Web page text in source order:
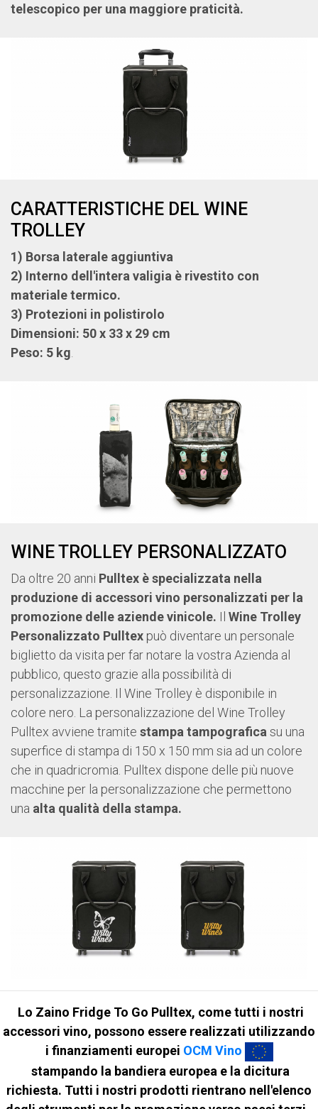
telescopico per una maggiore praticità.
CARATTERISTICHE DEL WINE
TROLLEY
1) Borsa laterale aggiuntiva
2) Interno dell'intera valigia è rivestito con
materiale termico.
3) Protezioni in polistirolo
Dimensioni: 50 x 33 x 29 cm
Peso: 5 kg.
WINE TROLLEY PERSONALIZZATO
Da oltre 20 anni Pulltex è specializzata nella
produzione di accessori vino personalizzati per la
promozione delle aziende vinicole. Il Wine Trolley
Personalizzato Pulltex può diventare un personale
biglietto da visita per far notare la vostra Azienda al
pubblico, questo grazie alla possibilità di
personalizzazione. Il Wine Trolley è disponibile in
colore nero. La personalizzazione del Wine Trolley
Pulltex avviene tramite stampa tampograficasu una
superfice di stampa di 150 x 150 mm sia ad un colore
che in quadricromia. Pulltex dispone delle più nuove
macchine per la personalizzazione che permettono
una alta qualità della stampa.
Lo Zaino Fridge To Go Pulltex, come tutti i nostri
accessori vino, possono essere realizzati utilizzando
i finanziamenti europei OCM Vino
stampando la bandiera europea e la dicitura
richiesta. Tutti i nostri prodotti rientrano nell'elenco